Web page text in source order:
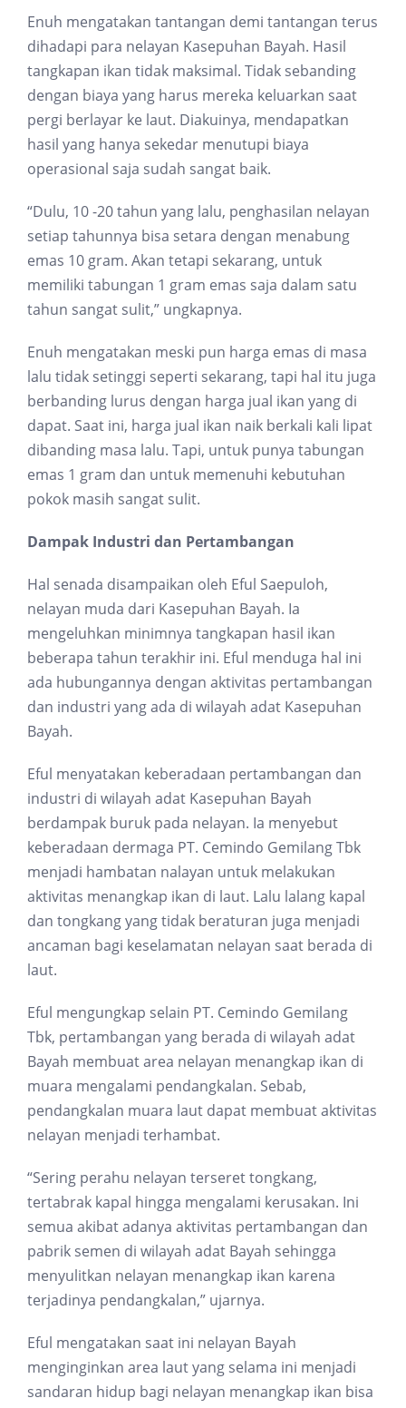
Enuh mengatakan tantangan demi tantangan terus
dihadapi para nelayan Kasepuhan Bayah. Hasil
tangkapan ikan tidak maksimal. Tidak sebanding
dengan biaya yang harus mereka keluarkan saat
pergi berlayar ke laut. Diakuinya, mendapatkan
hasil yang hanya sekedar menutupi biaya
operasional saja sudah sangat baik.
“Dulu, 10 -20 tahun yang lalu, penghasilan nelayan
setiap tahunnya bisa setara dengan menabung
emas 10 gram. Akan tetapi sekarang, untuk
memiliki tabungan 1 gram emas saja dalam satu
tahun sangat sulit,” ungkapnya.
Enuh mengatakan meski pun harga emas di masa
lalu tidak setinggi seperti sekarang, tapi hal itu juga
berbanding lurus dengan harga jual ikan yang di
dapat. Saat ini, harga jual ikan naik berkali kali lipat
dibanding masa lalu. Tapi, untuk punya tabungan
emas 1 gram dan untuk memenuhi kebutuhan
pokok masih sangat sulit.
Dampak Industri dan Pertambangan
Hal senada disampaikan oleh Eful Saepuloh,
nelayan muda dari Kasepuhan Bayah. Ia
mengeluhkan minimnya tangkapan hasil ikan
beberapa tahun terakhir ini. Eful menduga hal ini
ada hubungannya dengan aktivitas pertambangan
dan industri yang ada di wilayah adat Kasepuhan
Bayah.
Eful menyatakan keberadaan pertambangan dan
industri di wilayah adat Kasepuhan Bayah
berdampak buruk pada nelayan. Ia menyebut
keberadaan dermaga PT. Cemindo Gemilang Tbk
menjadi hambatan nalayan untuk melakukan
aktivitas menangkap ikan di laut. Lalu lalang kapal
dan tongkang yang tidak beraturan juga menjadi
ancaman bagi keselamatan nelayan saat berada di
laut.
Eful mengungkap selain PT. Cemindo Gemilang
Tbk, pertambangan yang berada di wilayah adat
Bayah membuat area nelayan menangkap ikan di
muara mengalami pendangkalan. Sebab,
pendangkalan muara laut dapat membuat aktivitas
nelayan menjadi terhambat.
“Sering perahu nelayan terseret tongkang,
tertabrak kapal hingga mengalami kerusakan. Ini
semua akibat adanya aktivitas pertambangan dan
pabrik semen di wilayah adat Bayah sehingga
menyulitkan nelayan menangkap ikan karena
terjadinya pendangkalan,” ujarnya.
Eful mengatakan saat ini nelayan Bayah
menginginkan area laut yang selama ini menjadi
sandaran hidup bagi nelayan menangkap ikan bisa